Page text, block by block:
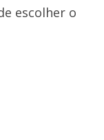
escolher o